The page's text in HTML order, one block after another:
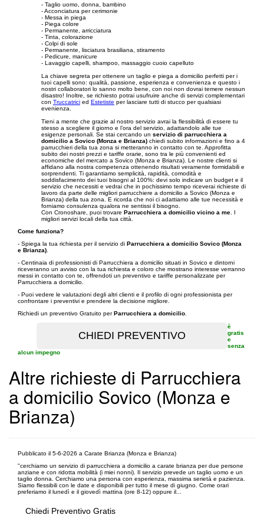
- Taglio uomo, donna, bambino
- Acconciatura per cerimonie
- Messa in piega
- Piega colore
- Permanente, arricciatura
- Tinta, colorazione
- Colpi di sole
- Permanente, lisciatura brasiliana, stiramento
- Pedicure, manicure
- Lavaggio capelli, shampoo, massaggio cuoio capelluto
La chiave segreta per ottenere un taglio e piega a domicilio perfetti per i
tuoi capelli sono: qualità, passione, esperienza e convenienza e questo i
nostri collaboratori lo sanno molto bene, con noi non dovrai temere nessun
disastro! Inoltre, se richiesto potrai usufruire anche di servizi complementari
con Truccatrici ed Estetiste per lasciare tutti di stucco per qualsiasi
evenienza.
Tieni a mente che grazie al nostro servizio avrai la flessibilità di essere tu
stesso a scegliere il giorno e l’ora del servizio, adattandolo alle tue
esigenze personali. Se stai cercando un servizio di parrucchiera a
domicilio a Sovico (Monza e Brianza) chiedi subito informazioni e fino a 4
parrucchieri della tua zona si metteranno in contatto con te. Approfitta
subito dei nostri prezzi e tariffe orarie, sono tra le più convenienti ed
economiche del mercato a Sovico (Monza e Brianza). Le nostre clienti si
affidano alla nostra competenza ottenendo risultati veramente formidabili e
sorprendenti. Ti garantiamo semplicità, rapidità, comodità e
soddisfacimento dei tuoi bisogni al 100%: devi solo indicare un budget e il
servizio che necessiti e vedrai che in pochissimo tempo riceverai richieste di
lavoro da parte delle migliori parrucchiere a domicilio a Sovico (Monza e
Brianza) della tua zona. E ricorda che noi ci adattiamo alle tue necessità e
forniamo consulenza qualora ne sentissi il bisogno.
Con Cronoshare, puoi trovare Parrucchiera a domicilio vicino a me . I
migliori servizi locali della tua città.
Come funziona?
- Spiega la tua richiesta per il servizio di Parrucchiera a domicilio Sovico (Monza
e Brianza)
- Centinaia di professionisti di Parrucchiera a domicilio situati in Sovico e dintorni
riceveranno un avviso con la tua richiesta e coloro che mostrano interesse verranno
messi in contatto con te, offrendoti un preventivo e tariffe personalizzate per
Parrucchiera a domicilio.
- Puoi vedere le valutazioni degli altri clienti e il profilo di ogni professionista per
confrontare i preventivi e prendere la decisione migliore.
Richiedi un preventivo Gratuito perParrucchiera a domicilio
è
gratis
e
senza
alcun impegno
Altre richieste di Parrucchiera
a domicilio Sovico (Monza e
Brianza)
Pubblicato il 5-6-2026 a Carate Brianza (Monza e Brianza)
"cerchiamo un servizio di parrucchiera a domicilio a carate brianza per due persone
anziane e con ridotta mobilità (i miei nonni). Il servizio prevede un taglio uomo e un
taglio donna. Cerchiamo una persona con esperienza, massima serietà e pazienza.
Siamo flessibili con le date e disponibili per tutto il mese di giugno. Come orari
preferiamo il lunedì e il giovedì mattina (ore 8-12) oppure il...
Chiedi Preventivo Gratis